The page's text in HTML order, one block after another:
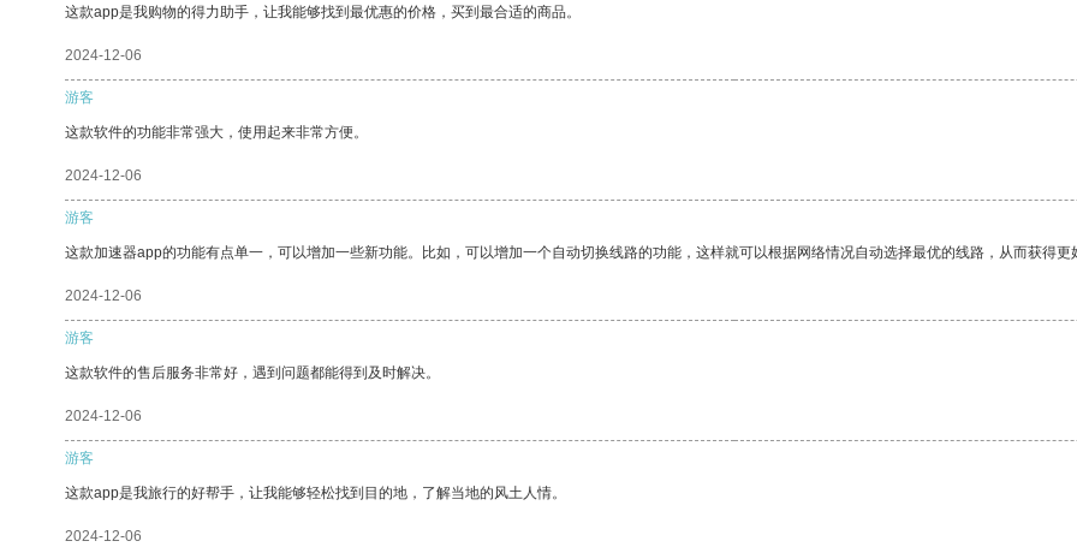
这款app是我购物的得力助手，让我能够找到最优惠的价格，买到最合适的商品。
2024-12-06
游客
这款软件的功能非常强大，使用起来非常方便。
2024-12-06
游客
这款加速器app的功能有点单一，可以增加一些新功能。比如，可以增加一个自动切换线路的功能，这样就可以根据网络情况自动选择最优的线路，从而获得更
2024-12-06
游客
这款软件的售后服务非常好，遇到问题都能得到及时解决。
2024-12-06
游客
这款app是我旅行的好帮手，让我能够轻松找到目的地，了解当地的风土人情。
2024-12-06